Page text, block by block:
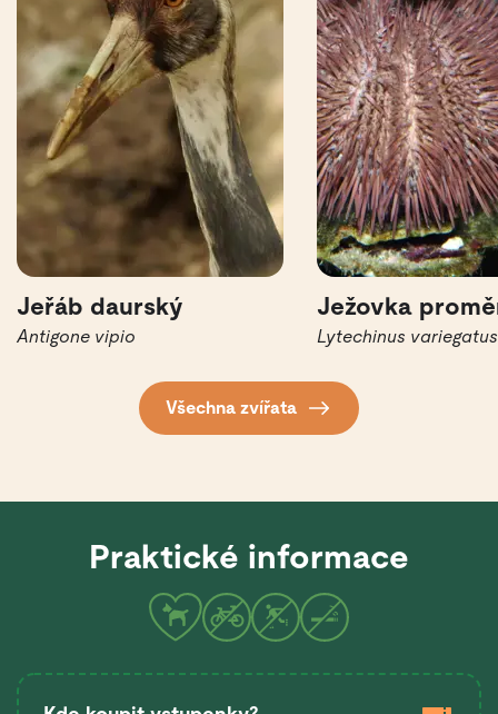
Jeřáb daurský
Antigone vipio
Ježovka
Lytechinus variegatus
Všechna zvířata
Praktické informace